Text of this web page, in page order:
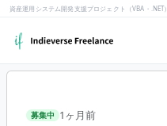
資産運用システム開発支援プロジェクト（VBA・.NET）
募集中 1ヶ月前